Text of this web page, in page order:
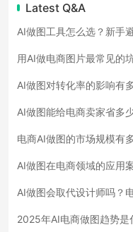
Latest Q&A
AI做图工具怎么选？新手
用AI做电商图片最常见的
AI做图对转化率的影响有
AI做图能给电商卖家省多
电商AI做图的市场规模有
AI做图在电商领域的应用
AI做图会取代设计师吗？
2025年AI电商做图趋势是